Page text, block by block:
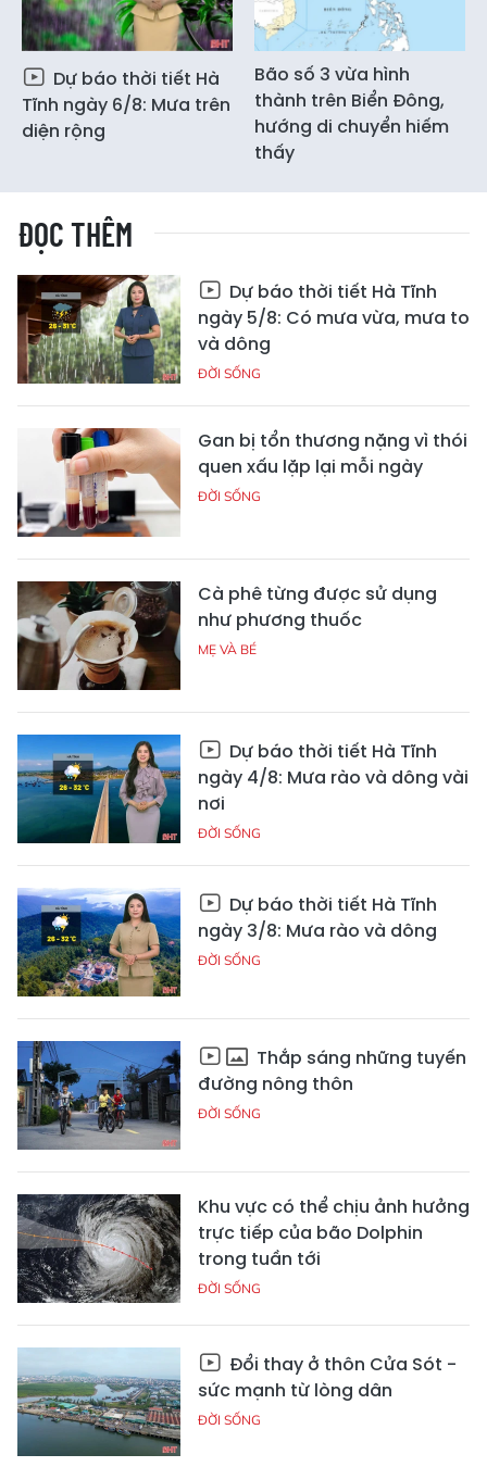
Dự báo thời tiết Hà
Tĩnh ngày 6/8: Mưa trên
diện rộng
Bão số 3 vừa hình
thành trên Biển Đông,
hướng di chuyển hiếm
thấy
ĐỌC THÊM
Dự báo thời tiết Hà Tĩnh
ngày 5/8: Có mưa vừa, mưa to
và dông
ĐỜI SỐNG
Gan bị tổn thương nặng vì thói
quen xấu lặp lại mỗi ngày
ĐỜI SỐNG
Cà phê từng được sử dụng
như phương thuốc
MẸ VÀ BÉ
Dự báo thời tiết Hà Tĩnh
ngày 4/8: Mưa rào và dông vài
nơi
ĐỜI SỐNG
Dự báo thời tiết Hà Tĩnh
ngày 3/8: Mưa rào và dông
ĐỜI SỐNG
Thắp sáng những tuyến
đường nông thôn
ĐỜI SỐNG
Khu vực có thể chịu ảnh hưởng
trực tiếp của bão Dolphin
trong tuần tới
ĐỜI SỐNG
Đổi thay ở thôn Cửa Sót -
sức mạnh từ lòng dân
ĐỜI SỐNG